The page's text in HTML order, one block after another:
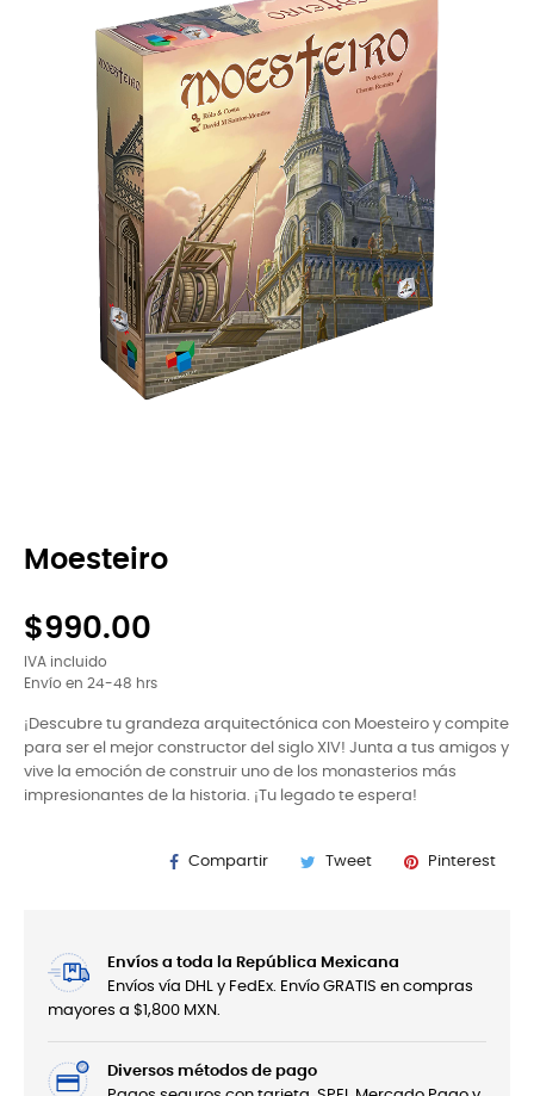
Moesteiro
$990.00
IVA incluido
Envío en 24-48 hrs
¡Descubre tu grandeza arquitectónica con Moesteiro y compite
para ser el mejor constructor del siglo XIV! Junta a tus amigos y
vive la emoción de construir uno de los monasterios más
impresionantes de la historia. ¡Tu legado te espera!
Compartir Tweet Pinterest
Envíos a toda la República Mexicana
Envíos vía DHL y FedEx. Envío GRATIS en compras
mayores a $1,800 MXN.
Diversos métodos de pago